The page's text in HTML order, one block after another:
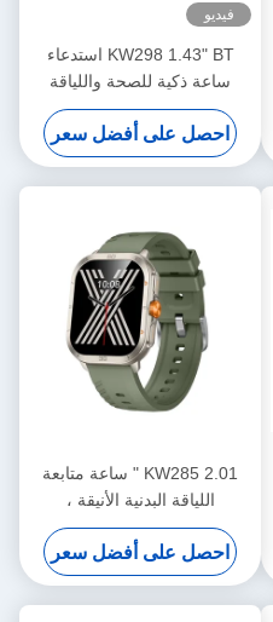
فيديو
KW298 1.43" BT استدعاء
ساعة ذكية للصحة واللياقة
البدنية في لمحة في أي ضوء
احصل على أفضل سعر
KW285 2.01 " ساعة متابعة
اللياقة البدنية الأنيقة ،
AMOLED
احصل على أفضل سعر